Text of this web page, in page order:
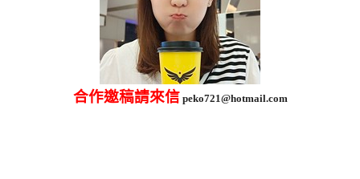
合作邀稿請來信 peko721@hotmail.com